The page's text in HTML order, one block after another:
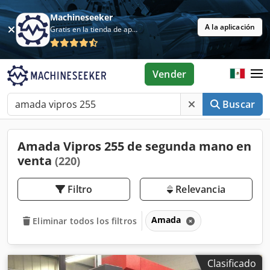
Machineseeker
Gratis en la tienda de aplicaciones A la aplicación
Buscar
Vender
Amada Vipros 255 de segunda mano en
venta (220)
Filtro Relevancia
Eliminar todos los filtros Amada
Clasificado